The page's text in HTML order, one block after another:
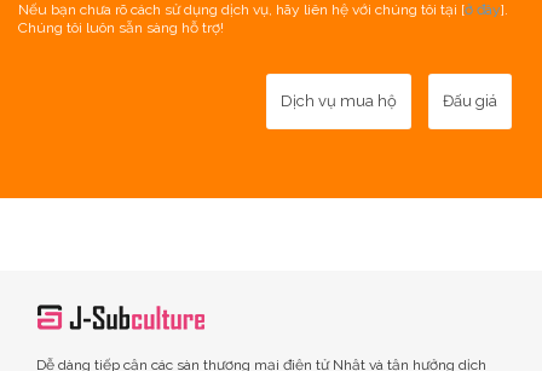
Nếu bạn chưa rõ cách sử dụng dịch vụ, hãy liên hệ với chúng tôi tại [ở đây].
Chúng tôi luôn sẵn sàng hỗ trợ!
Dịch vụ mua hộ Đấu giá
Dễ dàng tiếp cận các sàn thương mại điện tử Nhật và tận hưởng dịch